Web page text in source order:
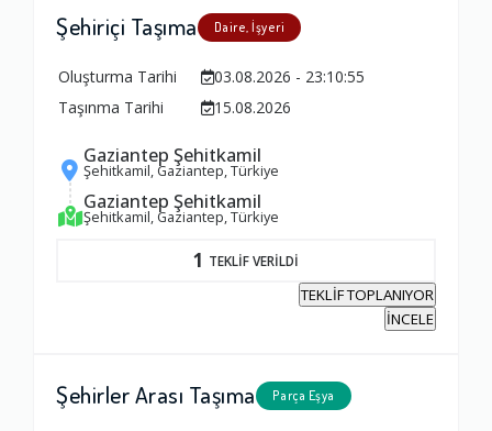
Şehiriçi Taşıma Daire, İşyeri
Oluşturma Tarihi
03.08.2026 - 23:10:55
Taşınma Tarihi
15.08.2026
Gaziantep Şehitkamil
Şehitkamil, Gaziantep, Türkiye
Gaziantep Şehitkamil
Şehitkamil, Gaziantep, Türkiye
1 TEKLİF VERİLDİ
TEKLİF TOPLANIYOR
İNCELE
Şehirler Arası Taşıma Parça Eşya